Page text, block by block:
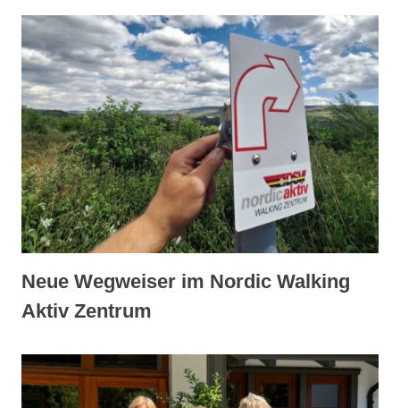
Neue Wegweiser im Nordic Walking
Aktiv Zentrum